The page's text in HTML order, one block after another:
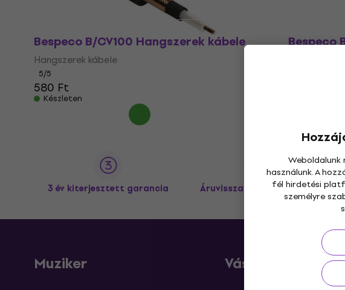
használunk. A
fél hirdetési
személyre
Bespeco B/CV100 Hangszerek kábele
Hangszerek kábele
5/5
580 Ft
Készleten
Bespeco
3 év kiterjesztett garancia Áruvisszaküldés 30 napig
Muziker Vásárlás